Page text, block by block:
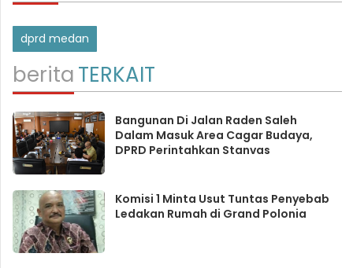
dprd medan
beritaTERKAIT
Bangunan Di Jalan Raden Saleh
Dalam Masuk Area Cagar Budaya,
DPRD Perintahkan Stanvas
Komisi 1 Minta Usut Tuntas Penyebab
Ledakan Rumah di Grand Polonia